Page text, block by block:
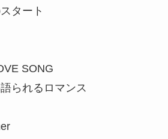
タート
SONG
られるロマンス